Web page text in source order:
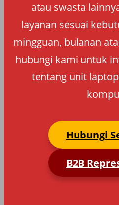
atau swasta
layanan sesuai
mingguan, bulanan
hubungi kami untuk
tentang unit
Hubungi
B2B